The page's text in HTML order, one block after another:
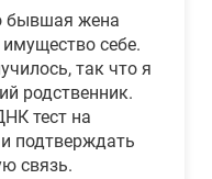
бывшая жена
имущество себе.
так что я
родственник.
тест на
подтверждать
связь.